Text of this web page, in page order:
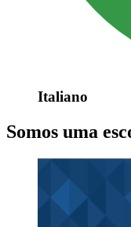
Italiano
Somos uma